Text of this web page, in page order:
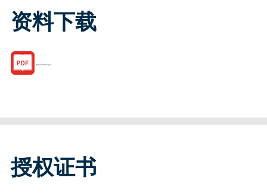
资料下载
R182443110.pdf
授权证书